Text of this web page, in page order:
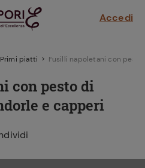
Accedi
Primi piatti Fusilli napoletani con
con pesto di
e capperi